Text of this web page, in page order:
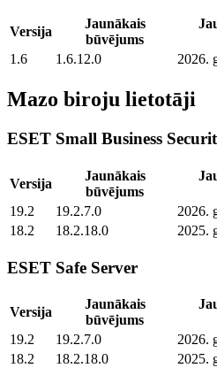
Versija
Jaunākais
būvējums
1.6
1.6.12.0 2026.
Mazo biroju lietotāji
ESET Small Business
Versija
Jaunākais
būvējums
19.2
19.2.7.0
2026.
18.2
18.2.18.0 2025.
ESET Safe Server
Versija
Jaunākais
būvējums
19.2
19.2.7.0
2026.
18.2
18.2.18.0 2025.